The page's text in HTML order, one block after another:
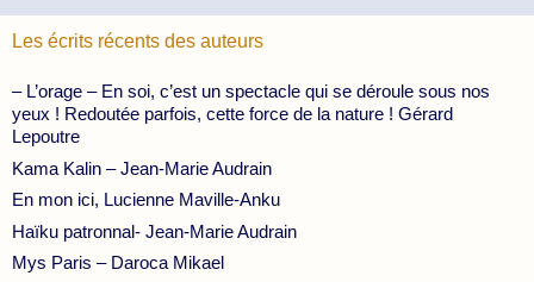
Les écrits récents des auteurs
– L’orage – En soi, c’est un spectacle qui se déroule sous nos
yeux ! Redoutée parfois, cette force de la nature ! Gérard
Lepoutre
Kama Kalin – Jean-Marie Audrain
En mon ici, Lucienne Maville-Anku
Haïku patronnal- Jean-Marie Audrain
Mys Paris – Daroca Mikael